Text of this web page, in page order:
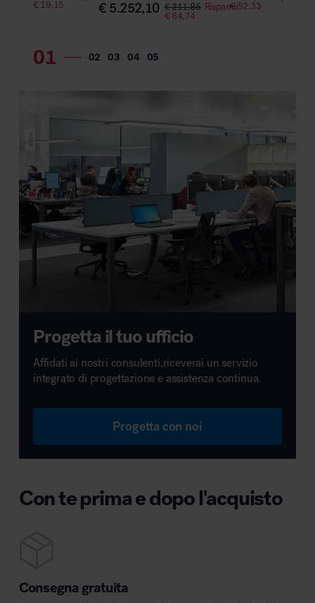
€19,15
€ 5.252,10 €211,85 Risparmi
€84,74
€52,33
Progetta il tuo ufficio
Affidati ai nostri consulenti,riceverai un servizio
integrato di progettazione e assistenza continua.
Progetta con noi
Con te prima e dopo l'acquisto
Consegna gratuita